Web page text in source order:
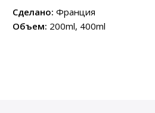
Сделано: Франция
Объем: 200ml, 400ml